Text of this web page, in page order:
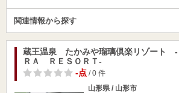
関連情報から探す
蔵王温泉 たかみや瑠璃倶楽リゾート ‐
ＲＡ ＲＥＳＯＲＴ‐
-点/ 0 件
山形県 / 山形市